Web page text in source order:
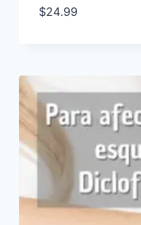
$24.99